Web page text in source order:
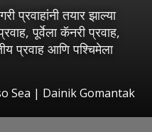
प्रवाहांनी तयार झाल्या
पूर्वेला कॅनरी प्रवाह,
प्रवाह आणि पश्चिमेला
Sea | Dainik Gomantak